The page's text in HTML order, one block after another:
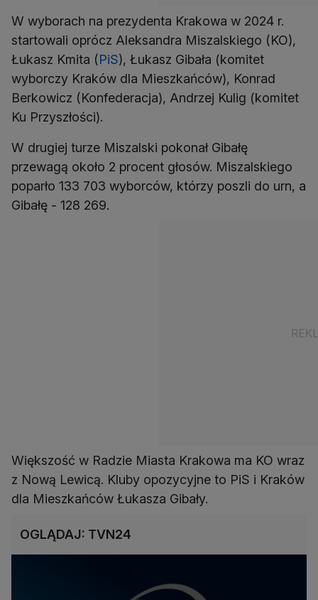
W wyborach na prezydenta Krakowa w 2024 r.
startowali oprócz Aleksandra Miszalskiego (KO),
Łukasz Kmita (PiS), Łukasz Gibała (komitet
wyborczy Kraków dla Mieszkańców), Konrad
Berkowicz (Konfederacja), Andrzej Kulig (komitet
Ku Przyszłości).
W drugiej turze Miszalski pokonał Gibałę
przewagą około 2 procent głosów. Miszalskiego
poparło 133 703 wyborców, którzy poszli do urn, a
Gibałę - 128 269.
Większość w Radzie Miasta Krakowa ma KO wraz
z Nową Lewicą. Kluby opozycyjne to PiS i Kraków
dla Mieszkańców Łukasza Gibały.
OGLĄDAJ: TVN24